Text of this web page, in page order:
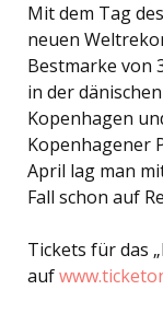
Mit dem Tag
neuen
Bestmarke von
in der
Kopenhagen
Kopenhagener
April lag man
Fall schon auf
Tickets für das
auf